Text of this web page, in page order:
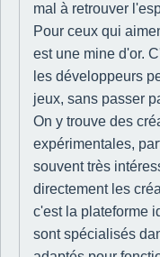
mal à retrouver
Pour ceux qui
est une mine d'or.
les développeurs
jeux, sans passer
On y trouve des
expérimentales,
souvent très
directement les
c'est la plateforme
sont spécialisés